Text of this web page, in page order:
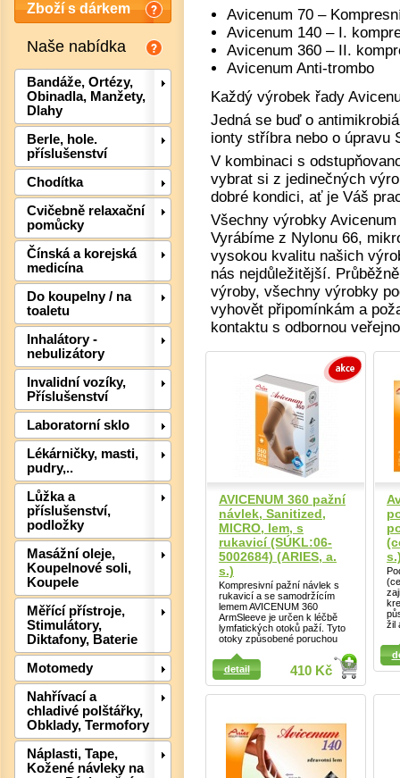
Zboží s dárkem
Naše nabídka
Bandáže, Ortézy,
Obinadla, Manžety,
Dlahy
Berle, hole.
příslušenství
Chodítka
Cvičebně relaxační
pomůcky
Čínská a korejská
medicína
Do koupelny / na
toaletu
Inhalátory -
nebulizátory
Invalidní vozíky,
Příslušenství
Laboratorní sklo
Lékárničky, masti,
pudry,..
Lůžka a
příslušenství,
podložky
Masážní oleje,
Koupelnové soli,
Koupele
Měřící přístroje,
Stimulátory,
Diktafony, Baterie
Motomedy
Nahřívací a
chladivé polštářky,
Obklady, Termofory
Náplasti, Tape,
Kožené návleky na
Avicenum 70 –
Avicenum 140 – I.
Avicenum 360 – II.
Avicenum Anti-trombo
Každý výrobek řady
Jedná se buď o
ionty stříbra nebo o úpravu
V kombinaci s
vybrat si z jedinečných
dobré kondici, ať je Váš
Všechny výrobky
Vyrábíme z Nylonu 66,
vysokou kvalitu našich
nás nejdůležitější.
výroby, všechny výrobky
vyhovět připomínkám a
kontaktu s odbornou
AVICENUM 360 pažní
návlek, Sanitized,
MICRO, lem, s
rukavicí (SÚKL:06-
5002684) (ARIES, a.
s.)
Kompresivní pažní návlek s
rukavicí a se samodržícím
lemem AVICENUM 360
ArmSleeve je určen k léčbě
lymfatických otoků paží. Tyto
otoky způsobené poruchou
410 Kč
detail
žil
Detail
Detail